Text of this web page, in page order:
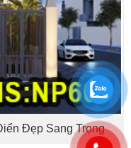
Đẹp Sang Trọng